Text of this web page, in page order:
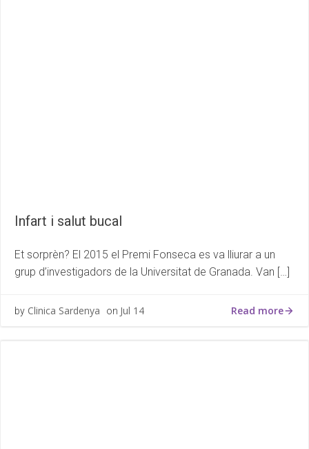
Infart i salut bucal
Et sorprèn? El 2015 el Premi Fonseca es va lliurar a un
grup d’investigadors de la Universitat de Granada. Van […]
by Clinica Sardenya on Jul 14 Read more